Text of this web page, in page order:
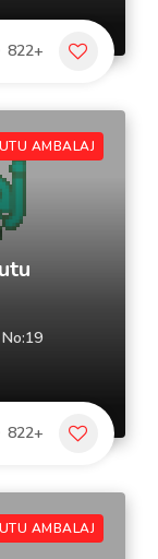
822+
AMBALAJ
822+
AMBALAJ